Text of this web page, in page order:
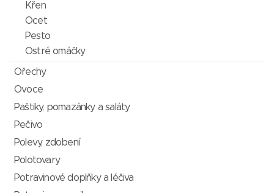
Křen
Ocet
Pesto
Ostré omáčky
Ořechy
Ovoce
Paštiky, pomazánky a saláty
Pečivo
Polevy, zdobení
Polotovary
Potravinové doplňky a léčiva